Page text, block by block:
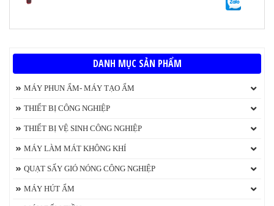
DANH MỤC SẢN PHẨM
MÁY PHUN ẨM- MÁY TẠO ẨM
Máy tạo độ ẩm không khí Beurer
THIẾT BỊ CÔNG NGHIỆP
Máy phát điện
THIẾT BỊ VỆ SINH CÔNG NGHIỆP
Máy Chà Sàn
Máy phun áp lực rửa xe
Máy hút bụi chính hãng
MÁY LÀM MÁT KHÔNG KHÍ
QUẠT ĐIỀU HÒA KUNGFU
Quạt làm Mát Aroma
QUẠT SẤY GIÓ NÓNG CÔNG NGHIỆP
Máy sấy thực phẩm
MÁY HÚT ẨM